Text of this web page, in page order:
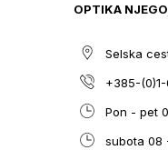
OPTIKA
Selska
+385-
Pon - pet
subota 08